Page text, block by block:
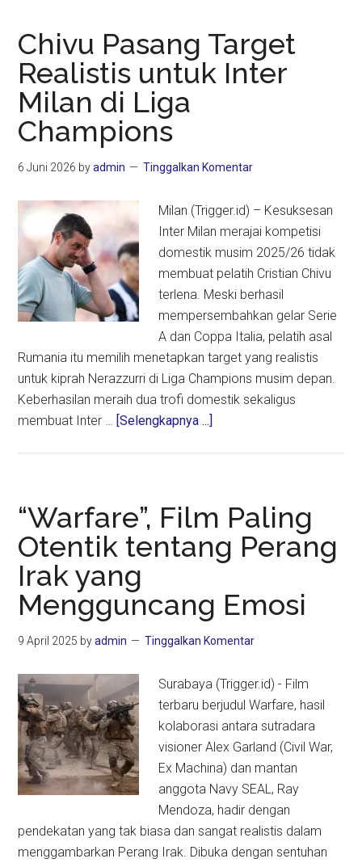
Chivu Pasang Target
Realistis untuk Inter
Milan di Liga
Champions
6 Juni 2026 byadmin Tinggalkan Komentar
Milan (Trigger.id) – Kesuksesan
Inter Milan merajai kompetisi
domestik musim 2025/26 tidak
membuat pelatih Cristian Chivu
terlena. Meski berhasil
mempersembahkan gelar Serie
A dan Coppa Italia, pelatih asal
Rumania itu memilih menetapkan target yang realistis
untuk kiprah Nerazzurri di Liga Champions musim depan.
Keberhasilan meraih dua trofi domestik sekaligus
membuat Inter … [Selengkapnya ...]
Realistis
untuk
Inter
Milan
Liga
“Warfare”, Film Paling
Otentik tentang Perang
Irak yang
Mengguncang Emosi
9 April 2025 byadmin Tinggalkan Komentar
Surabaya (Trigger.id) - Film
terbaru berjudul Warfare, hasil
kolaborasi antara sutradara
visioner Alex Garland (Civil War,
Ex Machina) dan mantan
anggota Navy SEAL, Ray
Mendoza, hadir dengan
pendekatan yang tak biasa dan sangat realistis dalam
menggambarkan Perang Irak. Dibuka dengan sentuhan